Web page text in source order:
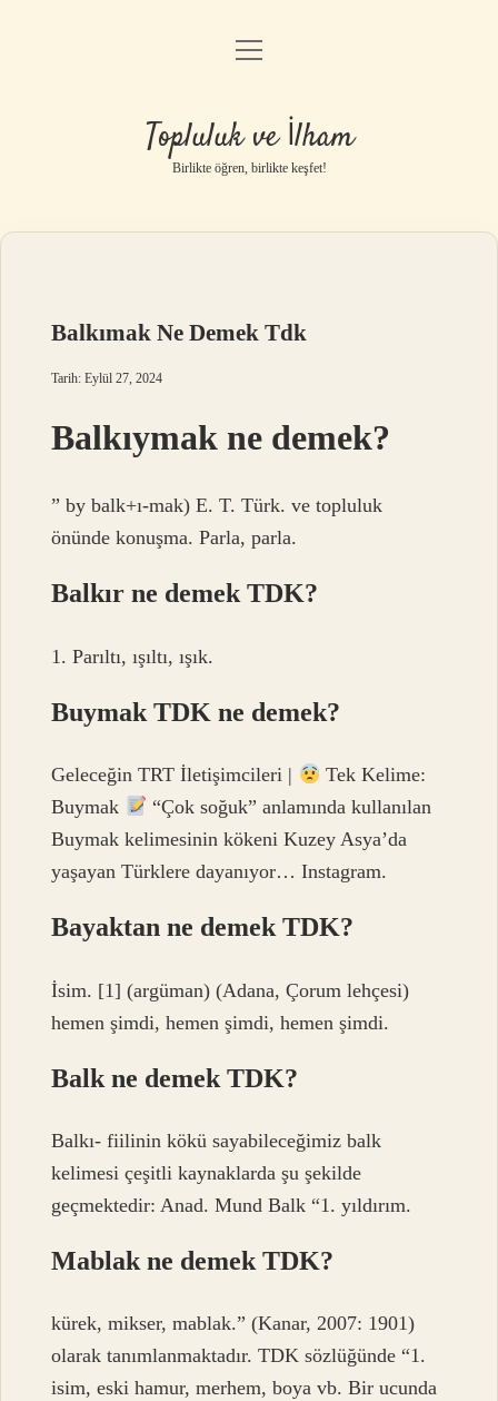
Anasayfa
Gizlilik Politikası
Yasal Uyarı
menüyü
Topluluk ve İlham
Birlikte öğren, birlikte keşfet!
Balkımak Ne Demek Tdk
Tarih: Eylül 27, 2024
Balkıymak ne demek?
” by balk+ı-mak) E. T. Türk. ve topluluk
önünde konuşma. Parla, parla.
Balkır ne demek TDK?
1. Parıltı, ışıltı, ışık.
Buymak TDK ne demek?
Geleceğin TRT İletişimcileri |
Tek Kelime:
Buymak
“Çok soğuk” anlamında kullanılan
Buymak kelimesinin kökeni Kuzey Asya’da
yaşayan Türklere dayanıyor… Instagram.
Bayaktan ne demek TDK?
İsim. [1] (argüman) (Adana, Çorum lehçesi)
hemen şimdi, hemen şimdi, hemen şimdi.
Balk ne demek TDK?
Balkı- fiilinin kökü sayabileceğimiz balk
kelimesi çeşitli kaynaklarda şu şekilde
geçmektedir: Anad. Mund Balk “1. yıldırım.
Mablak ne demek TDK?
kürek, mikser, mablak.” (Kanar, 2007: 1901)
olarak tanımlanmaktadır. TDK sözlüğünde “1.
isim, eski hamur, merhem, boya vb. Bir ucunda